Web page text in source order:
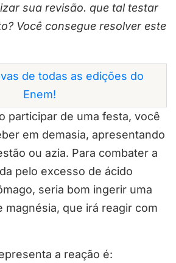
sua revisão. que tal testar
Você consegue resolver este
de todas as edições do
Enem!
participar de uma festa, você
em demasia, apresentando
ou azia. Para combater a
pelo excesso de ácido
seria bom ingerir uma
magnésia, que irá reagir com
a reação é: